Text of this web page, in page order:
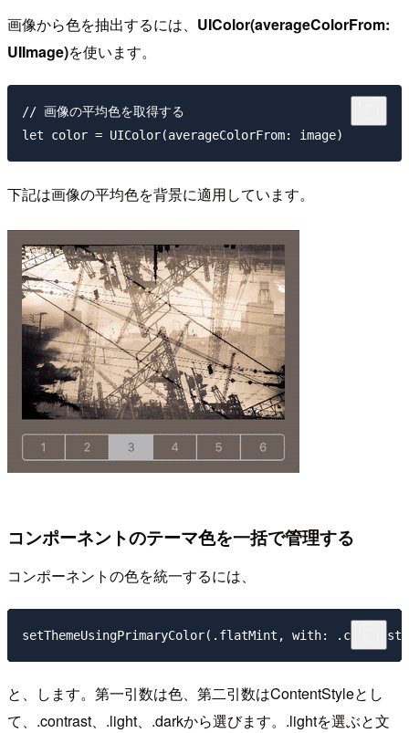
画像から色を抽出するには、 UIColor(averageColorFrom:
UIImage)を使います。
// 画像の平均色を取得する
下記は画像の平均色を背景に適用しています。
コンポーネントのテーマ色を一括で管理する
コンポーネントの色を統一するには、
と、します。第一引数は色、第二引数はContentStyleとし
て、.contrast、.light、.darkから選びます。.lightを選ぶと文